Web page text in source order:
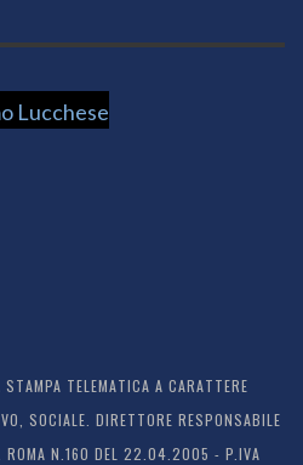
TELEMATICA A CARATTERE
SOCIALE. DIRETTORE RESPONSABILE
ROMA N.160 DEL 22.04.2005 - P.IVA